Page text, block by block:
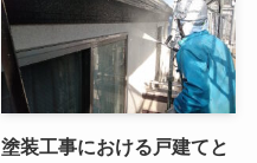
塗装工事における戸建てと